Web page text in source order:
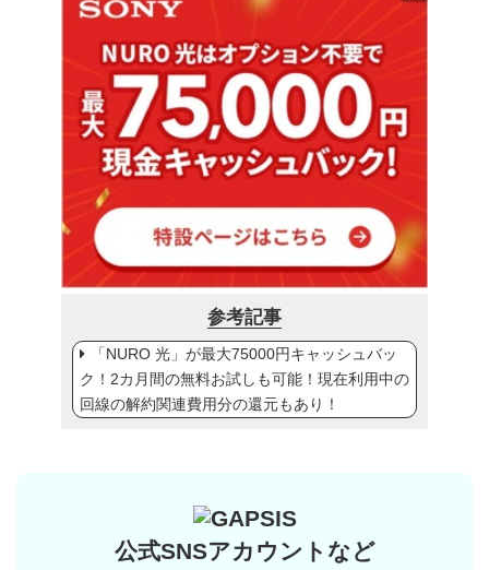
参考記事
「NURO 光」が最大75000円キャッシュバッ
ク！2カ月間の無料お試しも可能！現在利用中の
回線の解約関連費用分の還元もあり！
公式SNSアカウントなど